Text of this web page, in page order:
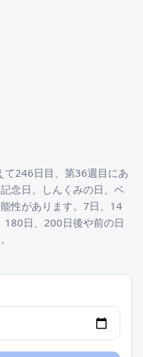
246日目、第36週目にあ
念日、しんくみの日、ベ
性があります。7日、14
日、200日後や前の日